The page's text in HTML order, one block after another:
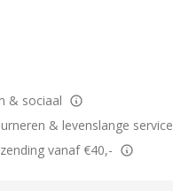
& sociaal
& levenslange service
vanaf €40,-